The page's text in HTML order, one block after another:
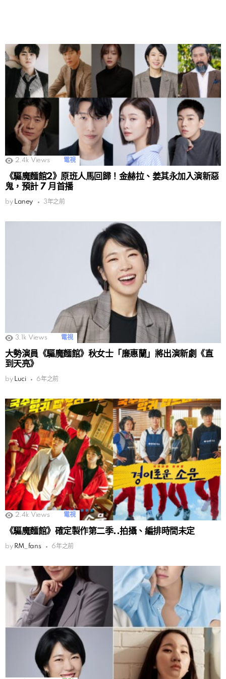
2.4k Views 電視
《驅魔麵館2》原班人馬回歸！金赫拉、姜其永加入演新惡
鬼，預計 7 月首播
by Laney 3年之前
3.1k Views 電視
大勢演員《驅魔麵館》秋女士「廉惠蘭」將出演新劇《直
到天亮》
by Luci 6年之前
2.4k Views 電視
《驅魔麵館》確定製作第二季..拍攝、編排時間未定
by RM_fans 6年之前